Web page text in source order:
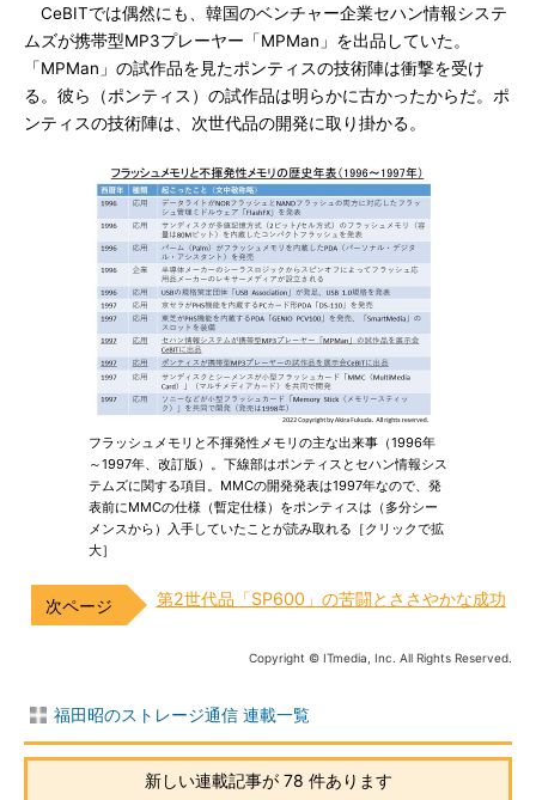
CeBITでは偶然にも、韓国のベンチャー企業セハン情報システ
ムズが携帯型MP3プレーヤー「MPMan」を出品していた。
「MPMan」の試作品を見たポンティスの技術陣は衝撃を受け
る。彼ら（ポンティス）の試作品は明らかに古かったからだ。ポ
ンティスの技術陣は、次世代品の開発に取り掛かる。
フラッシュメモリと不揮発性メモリの主な出来事（1996年
～1997年、改訂版）。下線部はポンティスとセハン情報シス
テムズに関する項目。MMCの開発発表は1997年なので、発
表前にMMCの仕様（暫定仕様）をポンティスは（多分シー
メンスから）入手していたことが読み取れる［クリックで拡
大］
第2世代品「SP600」の苦闘とささやかな成功
Copyright © ITmedia, Inc. All Rights Reserved.
福田昭のストレージ通信 連載一覧
新しい連載記事が 78 件あります